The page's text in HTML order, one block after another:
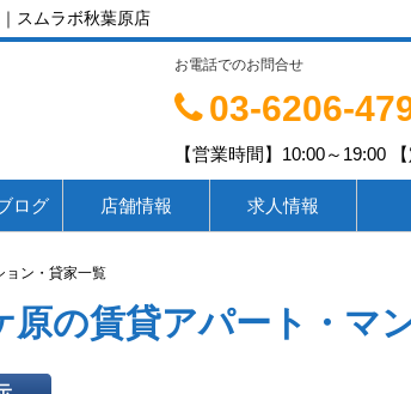
スムラボ秋葉原店
お電話でのお問合せ
03-6206-
【営業時間】10:00～19:00
ログ 店舗情報 求人情報
ョン・貸家一覧
原の賃貸アパート・マ